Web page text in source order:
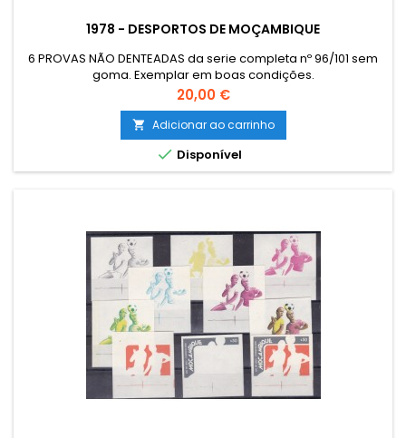
1978 - DESPORTOS DE MOÇAMBIQUE
6 PROVAS NÃO DENTEADAS da serie completa nº 96/101 sem
goma. Exemplar em boas condições.
Preço
20,00 €
 Adicionar ao carrinho
 Disponível